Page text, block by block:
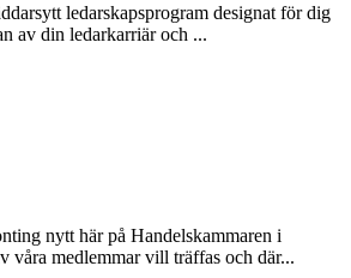
ledarskapsprogram designat för dig
av din ledarkarriär och ...
nytt här på Handelskammaren i
våra medlemmar vill träffas och där...